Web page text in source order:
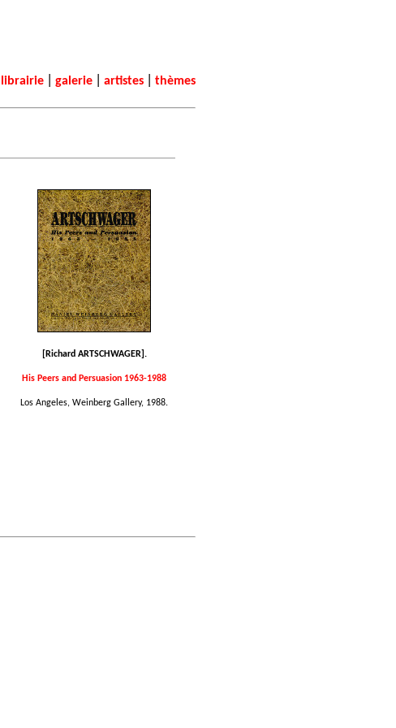
librairie galerie artistes thèmes
[Richard ARTSCHWAGER].
His Peers and Persuasion 1963-1988
Los Angeles, Weinberg Gallery, 1988.